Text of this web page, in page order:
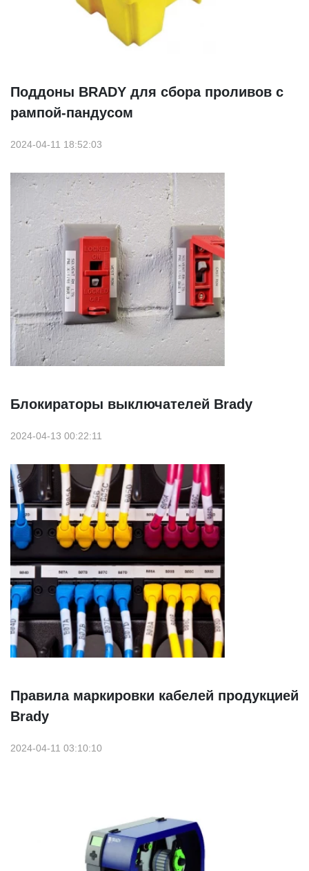
Поддоны BRADY для сбора проливов с
рампой-пандусом
2024-04-11 18:52:03
Блокираторы выключателей Brady
2024-04-13 00:22:11
Правила маркировки кабелей продукцией
Brady
2024-04-11 03:10:10